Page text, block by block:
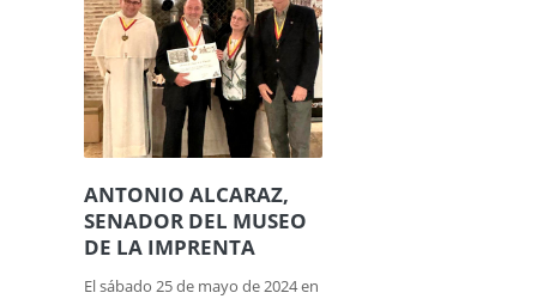
ANTONIO ALCARAZ,
SENADOR DEL MUSEO
DE LA IMPRENTA
El sábado 25 de mayo de 2024 en